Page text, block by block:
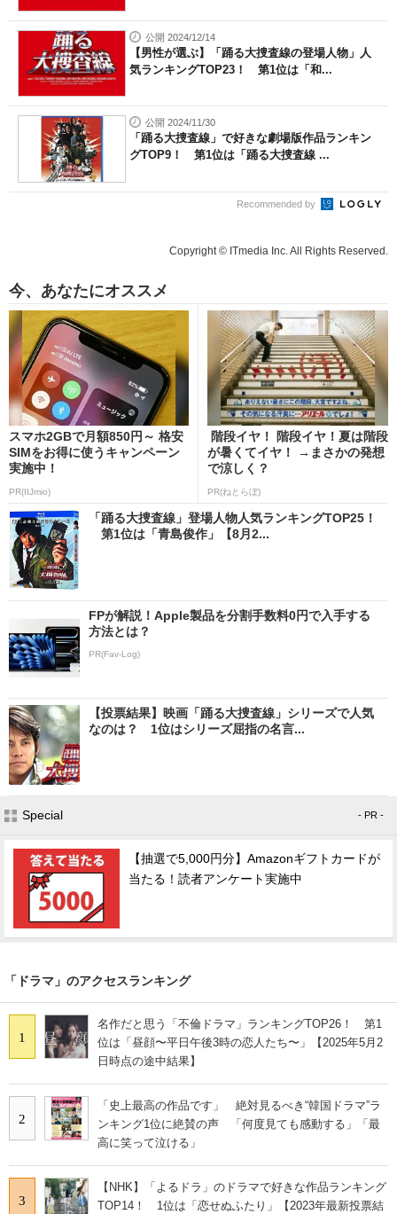
公開 2024/12/14
【男性が選ぶ】「踊る大捜査線の登場人物」人
気ランキングTOP23！ 第1位は「和...
公開 2024/11/30
「踊る大捜査線」で好きな劇場版作品ランキン
グTOP9！ 第1位は「踊る大捜査線 ...
Recommended by
Copyright © ITmedia Inc. All Rights Reserved.
今、あなたにオススメ
スマホ2GBで月額850円～ 格安
SIMをお得に使うキャンペーン
実施中！
PR(IIJmio)
階段イヤ！ 階段イヤ！夏は階段
が暑くてイヤ！ →まさかの発想
で涼しく？
PR(ねとらぼ)
「踊る大捜査線」登場人物人気ランキングTOP25！
第1位は「青島俊作」【8月2...
FPが解説！Apple製品を分割手数料0円で入手する
方法とは？
PR(Fav-Log)
【投票結果】映画「踊る大捜査線」シリーズで人気
なのは？ 1位はシリーズ屈指の名言...
Special - PR -
【抽選で5,000円分】Amazonギフトカードが
当たる！読者アンケート実施中
「ドラマ」のアクセスランキング
1
名作だと思う「不倫ドラマ」ランキングTOP26！ 第1
位は「昼顔〜平日午後3時の恋人たち〜」【2025年5月2
日時点の途中結果】
2
「史上最高の作品です」 絶対見るべき“韓国ドラマ”ラ
ンキング1位に絶賛の声 「何度見ても感動する」「最
高に笑って泣ける」
3
【NHK】「よるドラ」のドラマで好きな作品ランキング
TOP14！ 1位は「恋せぬふたり」【2023年最新投票結